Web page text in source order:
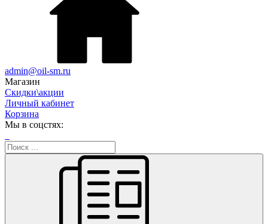
admin@oil-sm.ru
Магазин
Скидки\акции
Личный кабинет
Корзина
Мы в соцстях: